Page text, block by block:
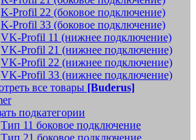
K-Profil 22 (боковое подключение)
K-Profil 33 (боковое подключение)
VK-Profil 11 (нижнее подключение)
VK-Profil 21 (нижнее подключение)
VK-Profil 22 (нижнее подключение)
VK-Profil 33 (нижнее подключение)
все товары [Buderus]
подкатегории
Тип 11 боковое подключение
Тип 21 боковое подключение